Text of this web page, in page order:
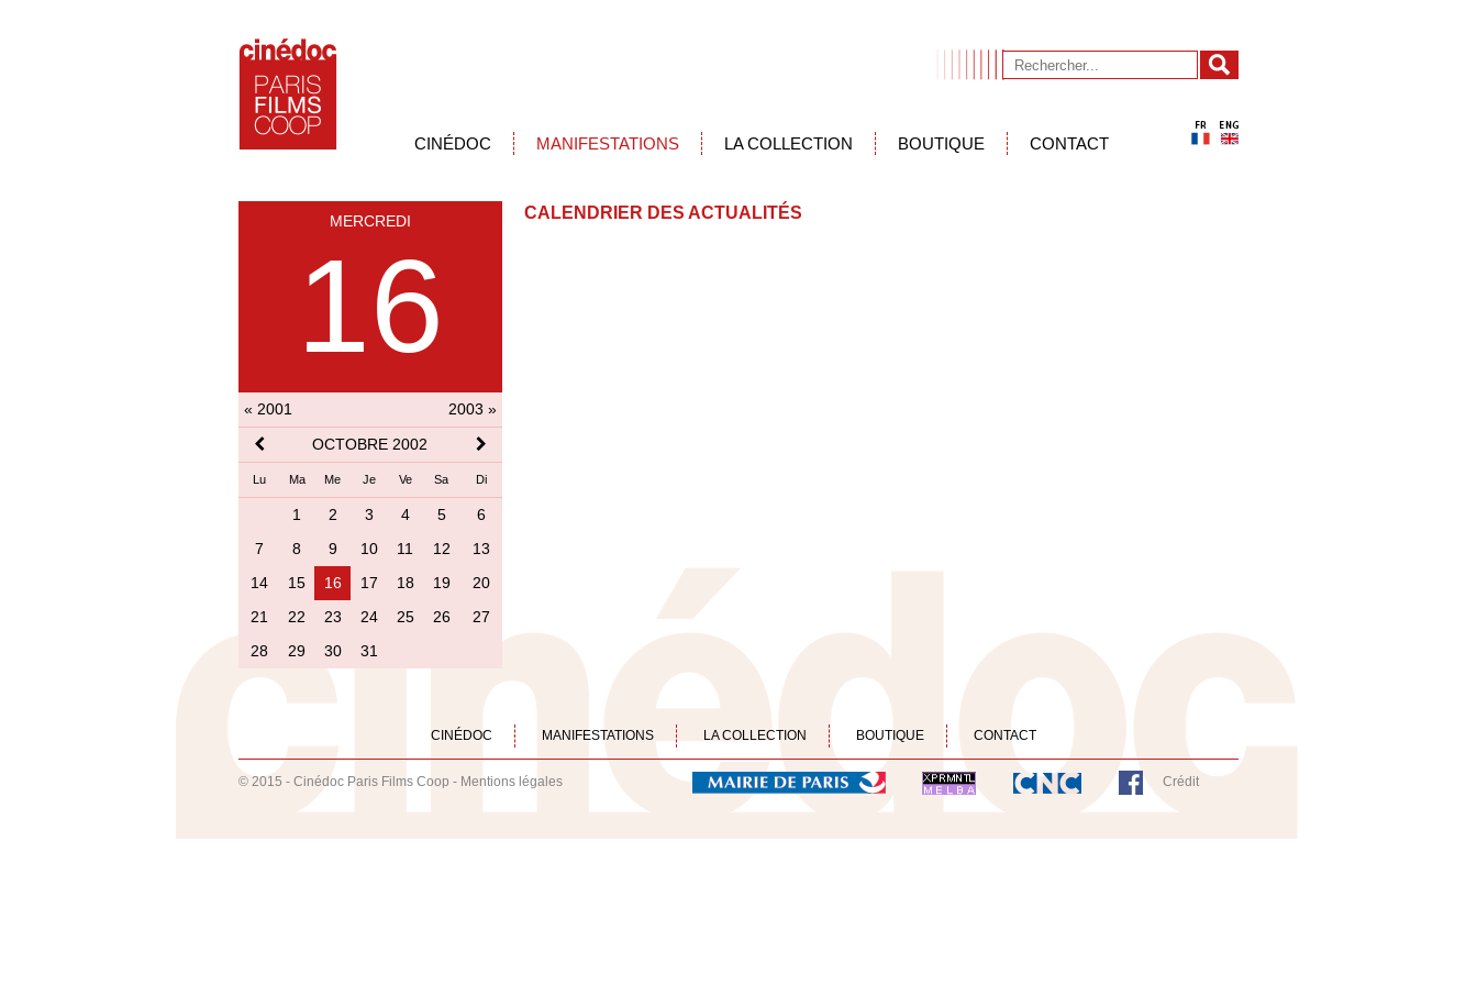
CINÉDOC MANIFESTATIONS LA COLLECTION BOUTIQUE CONTACT
MERCREDI
16
« 2001
2003 »
OCTOBRE 2002
Lu Ma Me Je Ve Sa Di
1 2 3 4 5
6
7
8 9 10 11 12
13
14
15 16 17 18 19
20
21
22 23 24 25 26
27
28
29 30 31
CALENDRIER DES ACTUALITÉS
CINÉDOC MANIFESTATIONS LA COLLECTION BOUTIQUE CONTACT
© 2015 - Cinédoc Paris Films Coop - Mentions légales Crédit